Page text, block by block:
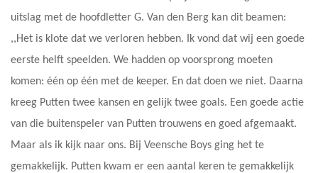
uitslag met de hoofdletter G. Van den Berg kan dit beamen:
,,Het is klote dat we verloren hebben. Ik vond dat wij een goede
eerste helft speelden. We hadden op voorsprong moeten
komen: één op één met de keeper. En dat doen we niet. Daarna
kreeg Putten twee kansen en gelijk twee goals. Een goede actie
van die buitenspeler van Putten trouwens en goed afgemaakt.
Maar als ik kijk naar ons. Bij Veensche Boys ging het te
gemakkelijk. Putten kwam er een aantal keren te gemakkelijk